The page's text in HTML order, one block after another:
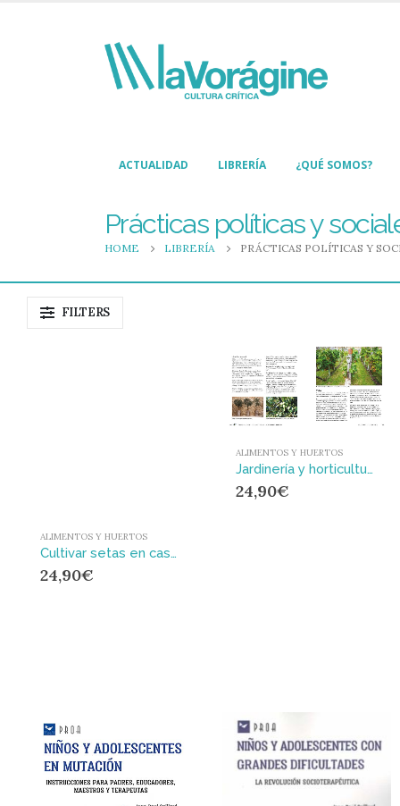
ACTUALIDAD LIBRERÍA ¿QUÉ SOMOS?
Prácticas políticas y
HOME LIBRERÍA PRÁCTICAS POLÍTICAS Y
FILTERS
ALIMENTOS Y HUERTOS
Cultivar setas en casa : Guía completa para conocer, cultivar y amar los hongos
24,90€
ALIMENTOS Y HUERTOS
Jardinería y horticultura adaptadas al cambio climático : Consejos prácticos para tener un huerto y un jardín resilientes
24,90€